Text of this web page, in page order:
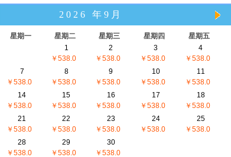
2026 年9月
星期一 星期二 星期三 星期四 星期五
1
￥538.0
2
￥538.0
3
￥538.0
4
￥538.0
7
￥538.0
8
￥538.0
9
￥538.0
10
￥538.0
11
￥538.0
14
￥538.0
15
￥538.0
16
￥538.0
17
￥538.0
18
￥538.0
21
￥538.0
22
￥538.0
23
￥538.0
24
￥538.0
25
￥538.0
28
￥538.0
29
￥538.0
30
￥538.0